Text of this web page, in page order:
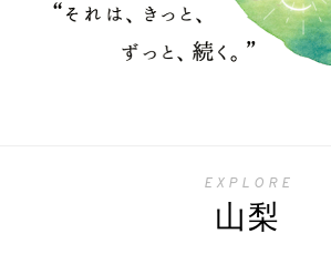
EXPLORE
山梨